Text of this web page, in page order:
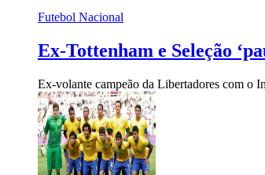
Futebol Nacional
Ex-Tottenham e Seleção
Ex-volante campeão da Libertadores com o